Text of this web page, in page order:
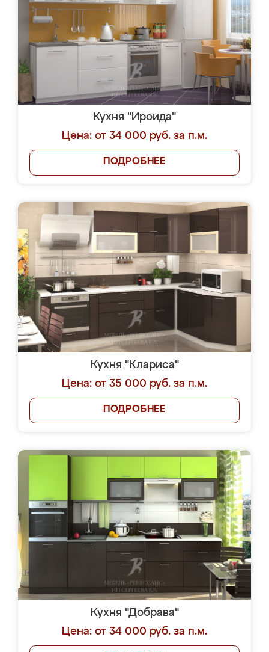
Кухня "Ироида"
Цена: от 34 000 руб. за п.м.
ПОДРОБНЕЕ
Кухня "Клариса"
Цена: от 35 000 руб. за п.м.
ПОДРОБНЕЕ
Кухня "Добрава"
Цена: от 34 000 руб. за п.м.